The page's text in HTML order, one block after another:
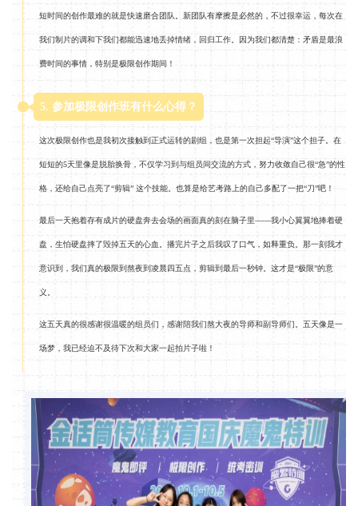
短时间的创作最难的就是快速磨合团队。新团队有摩擦是必然的，不过很幸运，每次在
我们制片的调和下我们都能迅速地丢掉情绪，回归工作。因为我们都清楚：矛盾是最浪
费时间的事情，特别是极限创作期间！
5. 参加极限创作班有什么心得？
这次极限创作也是我初次接触到正式运转的剧组，也是第一次担起“导演”这个担子。在
短短的5天里像是脱胎换骨，不仅学习到与组员间交流的方式，努力收敛自己很“急”的性
格，还给自己点亮了“剪辑” 这个技能。也算是给艺考路上的自己多配了一把“刀”吧！
最后一天抱着存有成片的硬盘奔去会场的画面真的刻在脑子里——我小心翼翼地捧着硬
盘，生怕硬盘摔了毁掉五天的心血。播完片子之后我叹了口气，如释重负。那一刻我才
意识到，我们真的极限到熬夜到凌晨四五点，剪辑到最后一秒钟。这才是“极限”的意
义。
这五天真的很感谢很温暖的组员们，感谢陪我们熬大夜的导师和副导师们。五天像是一
场梦，我已经迫不及待下次和大家一起拍片子啦！